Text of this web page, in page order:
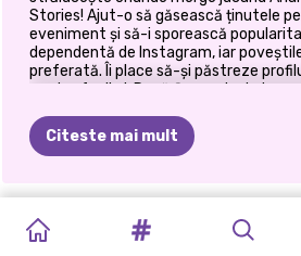
Stories! Ajut-o să găsească ținutele
eveniment și să-i sporească
dependentă de Instagram, iar
preferată. Îi place să-și păstreze
pentru fanii ei. După fiecare look de
drăguță cu filtre și autocolante. Redă
articole noi și pentru a te distra pe
Citeste mai mult
GALS
BILLIE
BLONDE
KARDASHIANS
SPOOKY
RIVALITATEA
CELEBRITY
BFFS
CELEBRITY